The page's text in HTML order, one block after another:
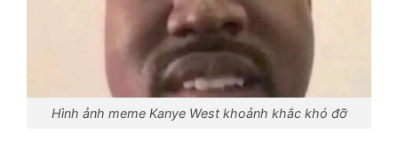
Hình ảnh meme Kanye West khoảnh khắc khó đỡ